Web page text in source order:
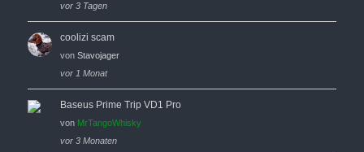
vor 3 Tagen
coolizi scam
von Stavojager
vor 1 Monat
Baseus Prime Trip VD1 Pro
von MrTangoWhisky
vor 3 Monaten